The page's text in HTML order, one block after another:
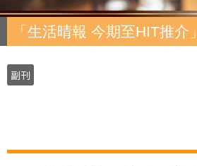
「生活晴報 今期至HIT推介」
副刊